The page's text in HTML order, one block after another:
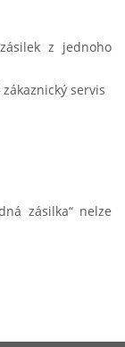
z jednoho
servis
zásilka“ nelze